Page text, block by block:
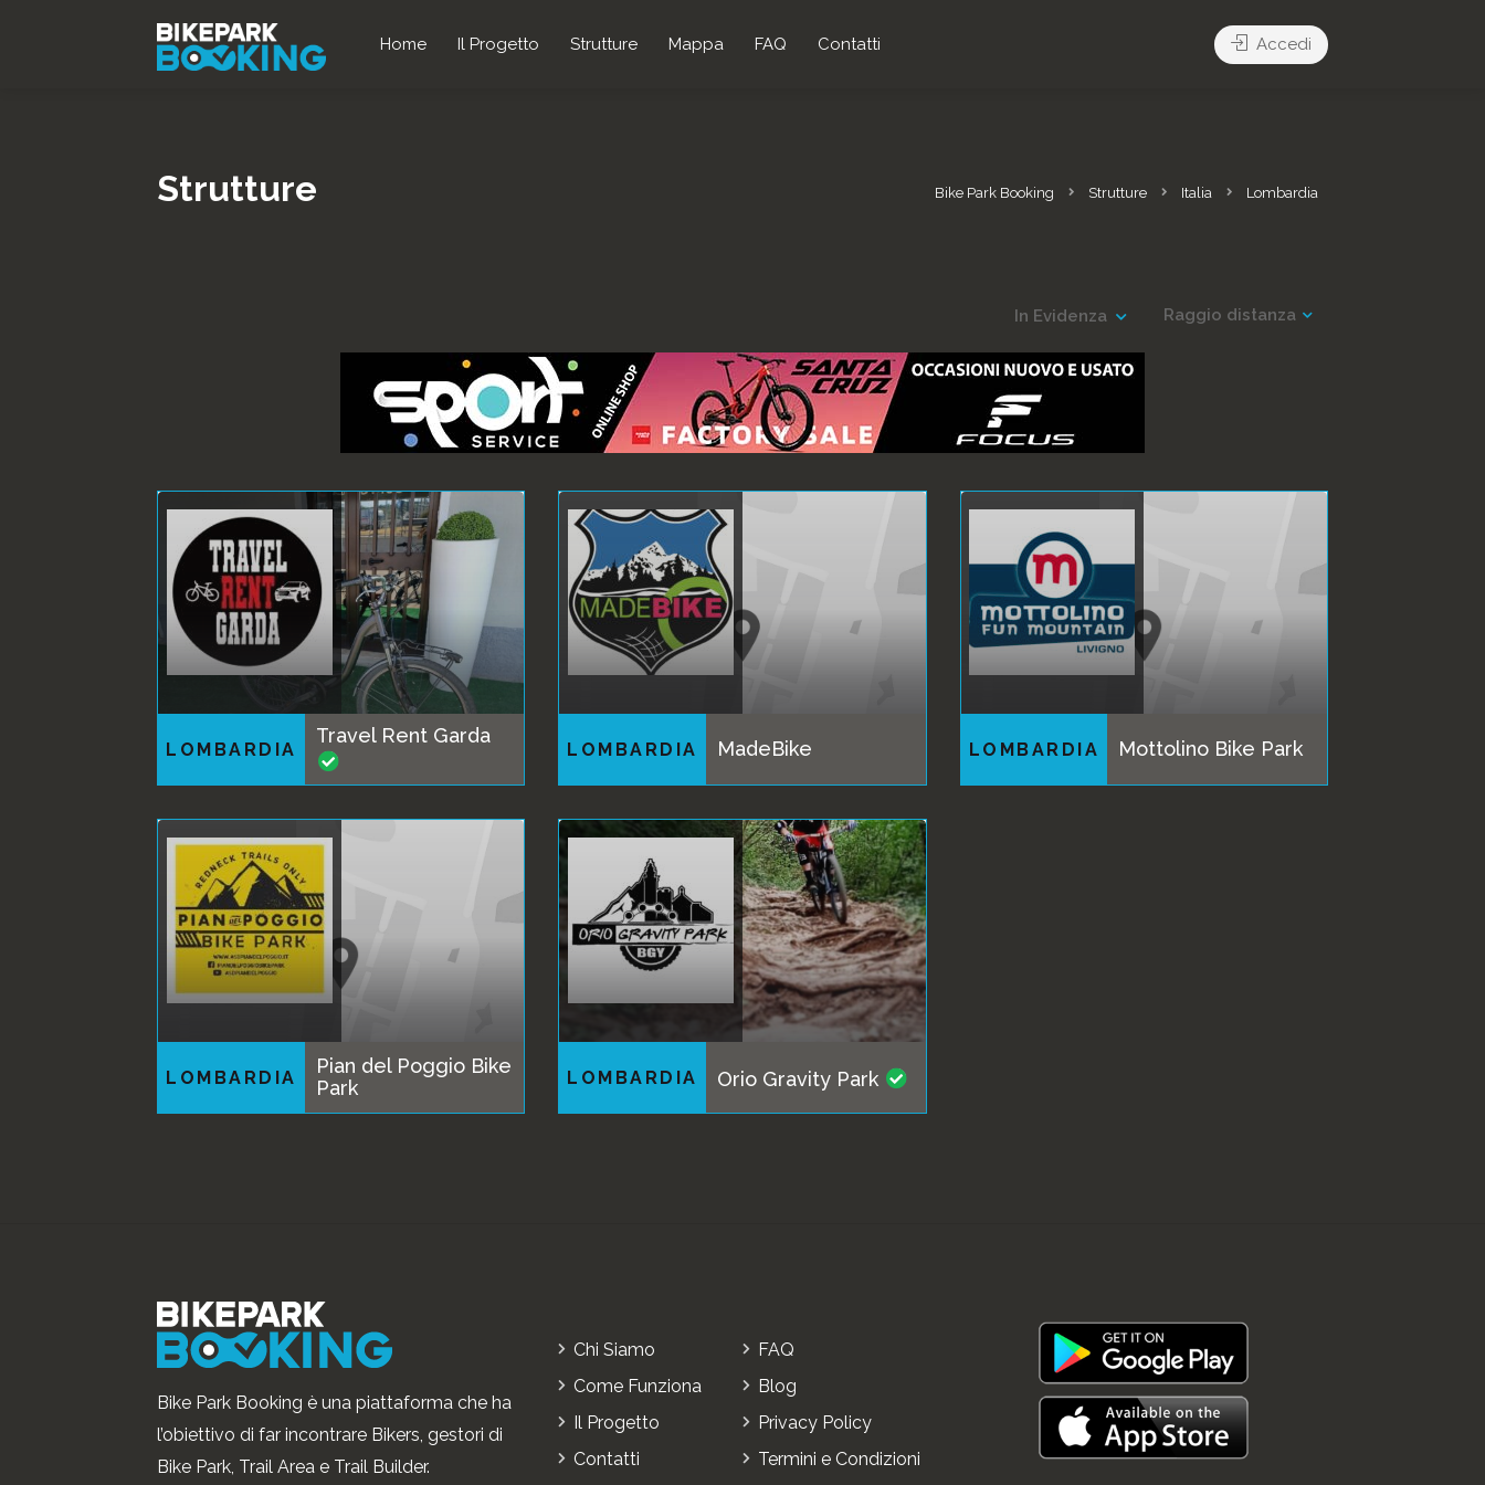
Home Il Progetto Strutture Mappa FAQ Contatti Accedi
Strutture Bike Park Booking Strutture Italia Lombardia
Raggio distanza
In Evidenza
LOMBARDIA
Travel Rent Garda
LOMBARDIA MadeBike LOMBARDIA Mottolino Bike Park
LOMBARDIA
Pian del Poggio Bike
Park
LOMBARDIA Orio Gravity Park
Bike Park Booking è una piattaforma che ha
l’obiettivo di far incontrare Bikers, gestori di
Bike Park, Trail Area e Trail Builder.
Chi Siamo
Come Funziona
Il Progetto
Contatti
FAQ
Blog
Privacy Policy
Termini e Condizioni